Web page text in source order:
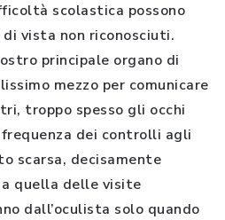
scolastica possono
vista non riconosciuti.
principale organo di
mezzo per comunicare
troppo spesso gli occhi
dei controlli agli
scarsa, decisamente
quella delle visite
dall’oculista solo quando